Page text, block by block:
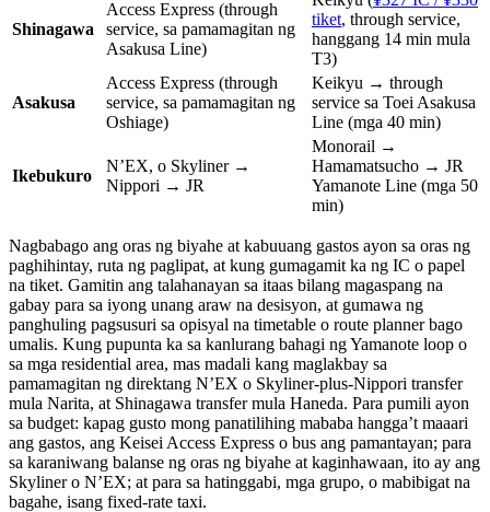
Shinagawa
Access Express (through
service, sa pamamagitan ng
Asakusa Line)
tiket, through service,
hanggang 14 min mula
T3)
Asakusa
Access Express (through
service, sa pamamagitan ng
Oshiage)
Keikyu → through
service sa Toei Asakusa
Line (mga 40 min)
Ikebukuro
N’EX, o Skyliner →
Nippori → JR
Monorail →
Hamamatsucho → JR
Yamanote Line (mga 50
min)
Nagbabago ang oras ng biyahe at kabuuang gastos ayon sa oras ng
paghihintay, ruta ng paglipat, at kung gumagamit ka ng IC o papel
na tiket. Gamitin ang talahanayan sa itaas bilang magaspang na
gabay para sa iyong unang araw na desisyon, at gumawa ng
panghuling pagsusuri sa opisyal na timetable o route planner bago
umalis. Kung pupunta ka sa kanlurang bahagi ng Yamanote loop o
sa mga residential area, mas madali kang maglakbay sa
pamamagitan ng direktang N’EX o Skyliner-plus-Nippori transfer
mula Narita, at Shinagawa transfer mula Haneda. Para pumili ayon
sa budget: kapag gusto mong panatilihing mababa hangga’t maaari
ang gastos, ang Keisei Access Express o bus ang pamantayan; para
sa karaniwang balanse ng oras ng biyahe at kaginhawaan, ito ay ang
Skyliner o N’EX; at para sa hatinggabi, mga grupo, o mabibigat na
bagahe, isang fixed-rate taxi.